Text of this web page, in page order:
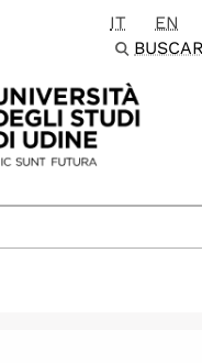
al contenuto
IT EN
BUSCAR